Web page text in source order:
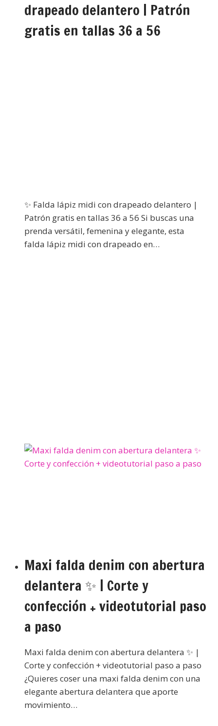
drapeado delantero | Patrón
gratis en tallas 36 a 56
✨ Falda lápiz midi con drapeado delantero |
Patrón gratis en tallas 36 a 56 Si buscas una
prenda versátil, femenina y elegante, esta
falda lápiz midi con drapeado en…
Maxi falda denim con abertura
delantera ✨ | Corte y
confección + videotutorial paso
a paso
Maxi falda denim con abertura delantera ✨ |
Corte y confección + videotutorial paso a paso
¿Quieres coser una maxi falda denim con una
elegante abertura delantera que aporte
movimiento…